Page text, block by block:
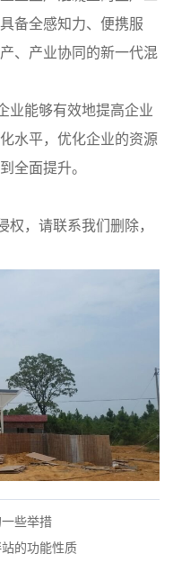
备全感知力、便携服
、产业协同的新一代混
业能够有效地提高企业
水平，优化企业的资源
全面提升。
权，请联系我们删除，
些举措
的功能性质